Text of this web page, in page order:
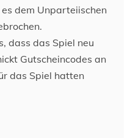
dem Unparteiischen
dass das Spiel neu
Gutscheincodes an
das Spiel hatten